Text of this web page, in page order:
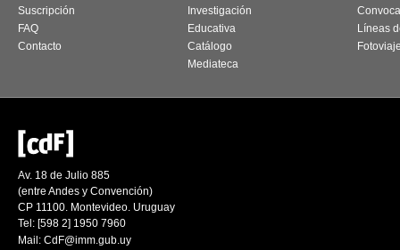
Suscripción
FAQ
Contacto
Investigación
Educativa
Catálogo
Mediateca
Líneas
Av. 18 de Julio 885
(entre Andes y Convención)
CP 11100. Montevideo. Uruguay
Tel: [598 2] 1950 7960
Mail: CdF@imm.gub.uy